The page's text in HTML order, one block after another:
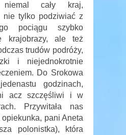
niemal cały kraj,
nie tylko podziwiać z
pociągu szybko
krajobrazy, ale też
trudów podróży,
i niejednokrotnie
Do Srokowa
godzinach,
acz szczęśliwi i w
Przywitała nas
pani Aneta
polonistka), która